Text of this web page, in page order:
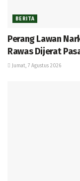
BERITA
Perang Lawan
Rawas Dijerat
Jumat, 7 Agustus 2026